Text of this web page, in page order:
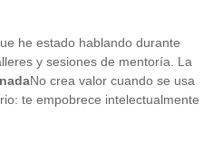
he estado hablando durante
y sesiones de mentoría. La
No crea valor cuando se usa
te empobrece intelectualmente